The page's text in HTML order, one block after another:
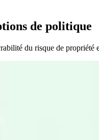
de politique
du risque de propriété